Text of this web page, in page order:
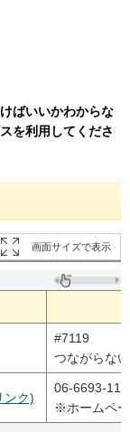
ばいいかわからな
を利用してくださ
画面サイズで表示
#7119
つながらな
ンク)
06-6693-
※ホームペ